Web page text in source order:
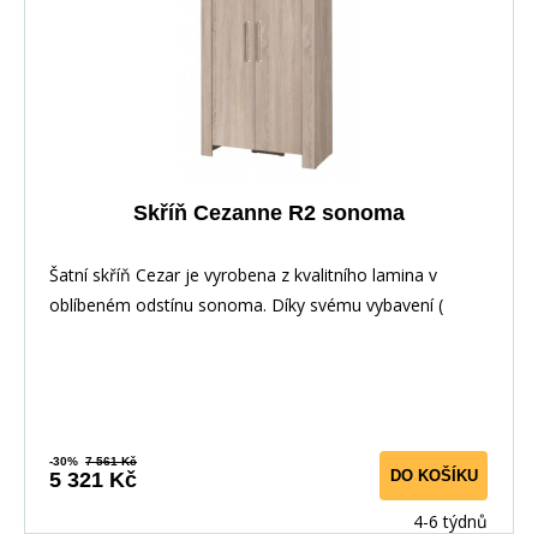
Skříň Cezanne R2 sonoma
Šatní skříň Cezar je vyrobena z kvalitního lamina v
oblíbeném odstínu sonoma. Díky svému vybavení (
-30% 7 561 Kč
5 321 Kč DO KOŠÍKU
4-6 týdnů